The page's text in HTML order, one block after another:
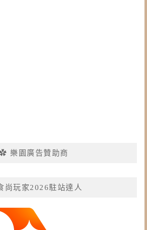
樂園廣告贊助商
玩家2026駐站達人